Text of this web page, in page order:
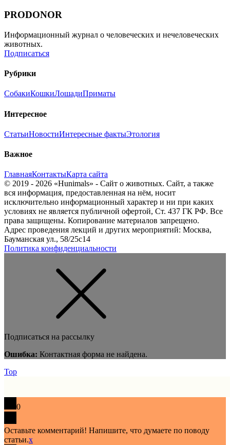
PRODONOR
Информационный журнал о человеческих и нечеловеческих
животных.
Подписаться
Рубрики
СобакиКошкиЛошадиПриматы
Интересное
СтатьиНовостиИнтересные фактыЭтология
Важное
ГлавнаяКонтактыКарта сайта
© 2019 - 2026 «Hunimals» - Сайт о животных. Сайт, а также
вся информация, предоставленная на нём, носит
исключительно информационный характер и ни при каких
условиях не является публичной офертой, Ст. 437 ГК РФ. Все
права защищены. Копирование материалов запрещено.
Адрес проведения лекций и других мероприятий: Москва,
Бауманская ул., 58/25с14
Политика конфиденциальности
Подписаться на рассылку
Ошибка: Контактная форма не найдена.
Top
0
Оставьте комментарий! Напишите, что думаете по поводу
статьи.x